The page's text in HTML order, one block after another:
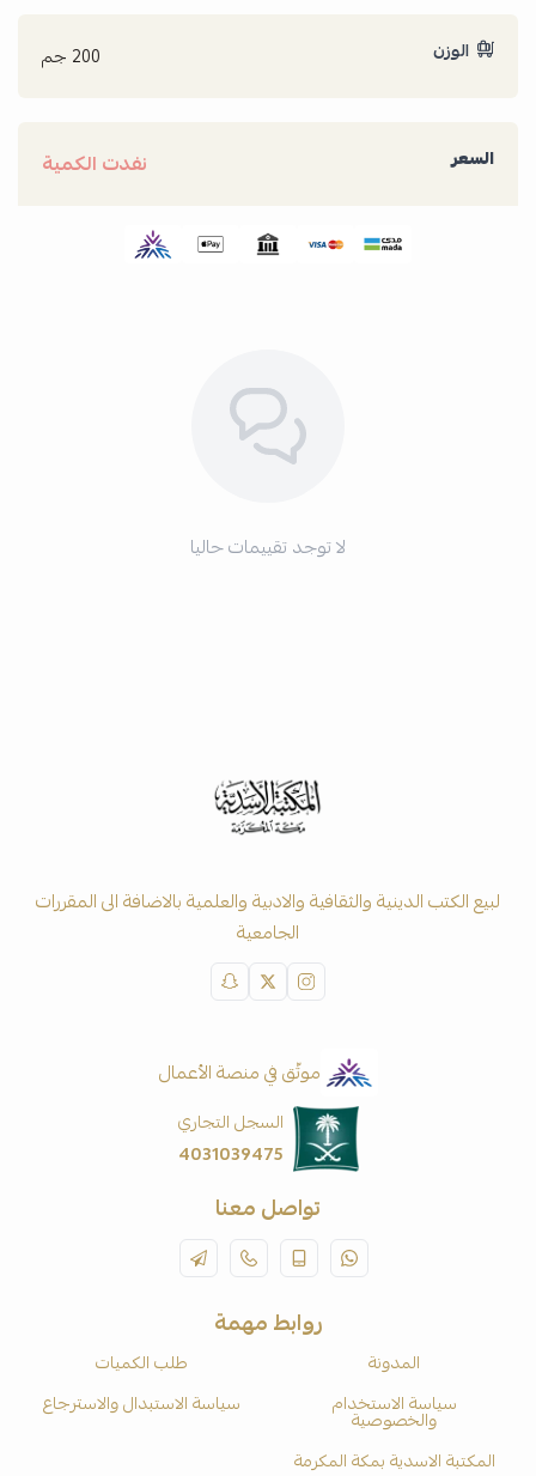
الوزن 200 جم
السعر نفدت الكمية
لا توجد تقييمات حاليا
لبيع الكتب الدينية والثقافية والادبية والعلمية بالاضافة الى المقررات
الجامعية
موثّق في منصة الأعمال
السجل التجاري
4031039475
تواصل معنا
روابط مهمة
المدونة
طلب الكميات
سياسة الاستخدام
والخصوصية
سياسة الاستبدال والاسترجاع
المكتبة الاسدية بمكة المكرمة